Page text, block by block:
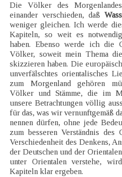
Die Völker des
einander verschieden, daß
weniger gleichen. Ich werde
Kapiteln, so weit es
haben. Ebenso werde ich die
Völker, soweit mein Thema
skizzieren haben. Die
unverfälschtes orientalisches
zum Morgenland gehören
Völker und Stämme, die im
unsere Betrachtungen völlig
für das, was wir vernunftgemäß
nennen dürfen, ohne jede
zum besseren Verständnis des
Verschiedenheit des Denkens,
der Deutschen und der
unter Orientalen verstehe,
Kapiteln klar ergeben.